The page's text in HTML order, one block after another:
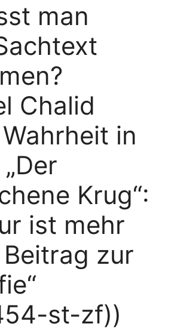
man
Chalid
in
Krug“:
ist mehr
zur
st-zf))